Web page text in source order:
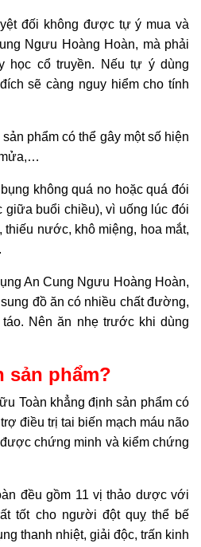
đối không được tự ý mua và
Ngưu Hoàng Hoàn, mà phải
học cổ truyền. Nếu tự ý dùng
sẽ càng nguy hiểm cho tính
phẩm có thể gây một số hiện
không quá no hoặc quá đói
giữa buổi chiều), vì uống lúc đói
thiếu nước, khô miệng, hoa mắt,
An Cung Ngưu Hoàng Hoàn,
đồ ăn có nhiều chất đường,
Nên ăn nhẹ trước khi dùng
sản phẩm?
Toàn khẳng định sản phẩm có
điều trị tai biến mạch máu não
chứng minh và kiểm chứng
đều gồm 11 vị thảo dược với
tốt cho người đột quỵ thể bế
thanh nhiệt, giải độc, trấn kinh